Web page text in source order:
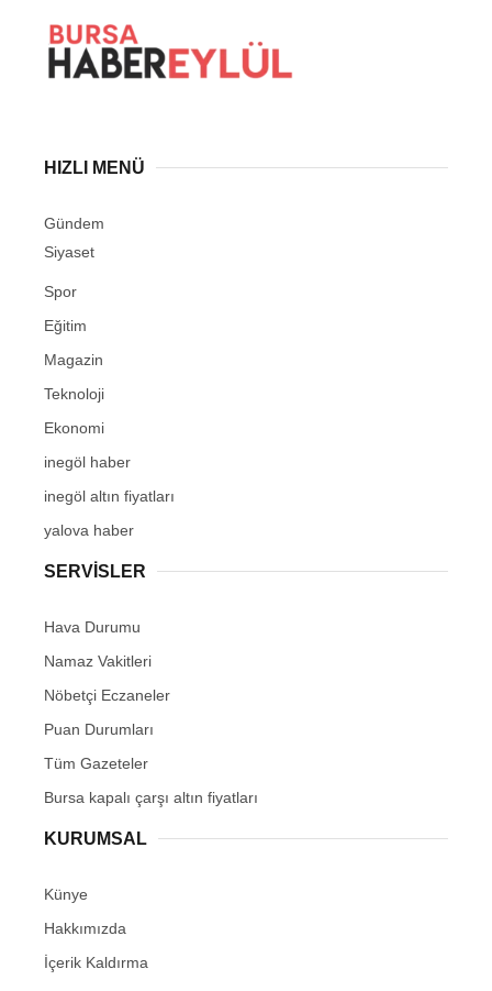
HIZLI MENÜ
Gündem
Siyaset
Spor
Eğitim
Magazin
Teknoloji
Ekonomi
inegöl haber
inegöl altın fiyatları
yalova haber
SERVİSLER
Hava Durumu
Namaz Vakitleri
Nöbetçi Eczaneler
Puan Durumları
Tüm Gazeteler
Bursa kapalı çarşı altın fiyatları
KURUMSAL
Künye
Hakkımızda
İçerik Kaldırma